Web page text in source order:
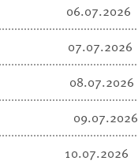
06.07.2026
07.07.2026
08.07.2026
09.07.2026
10.07.2026